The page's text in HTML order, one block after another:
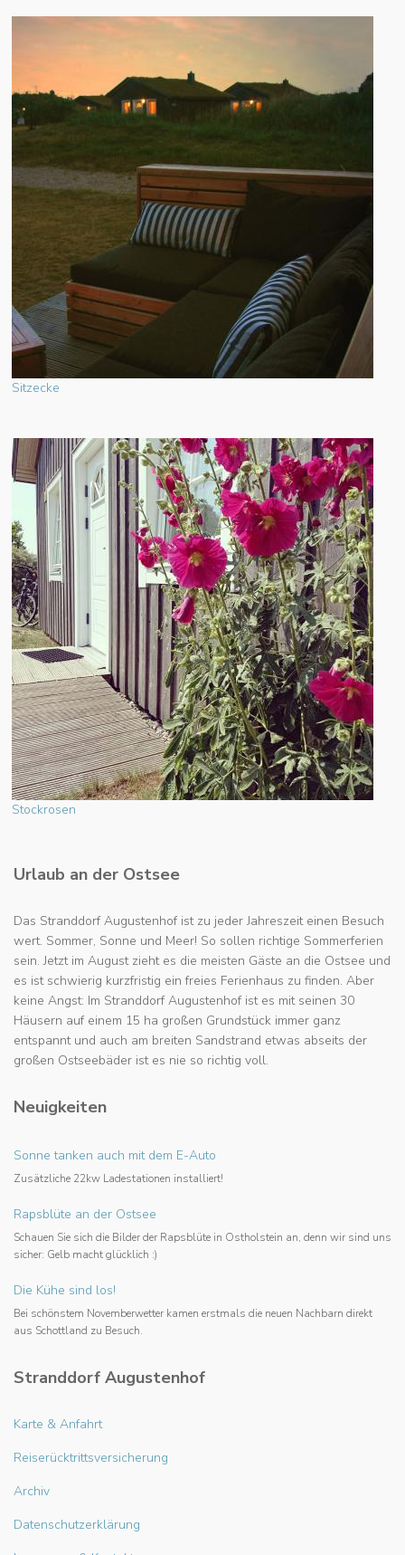
Sitzecke
Stockrosen
Urlaub an der Ostsee
Das Stranddorf Augustenhof ist zu jeder Jahreszeit einen Besuch
wert. Sommer, Sonne und Meer! So sollen richtige Sommerferien
sein. Jetzt im August zieht es die meisten Gäste an die Ostsee und
es ist schwierig kurzfristig ein freies Ferienhaus zu finden. Aber
keine Angst: Im Stranddorf Augustenhof ist es mit seinen 30
Häusern auf einem 15 ha großen Grundstück immer ganz
entspannt und auch am breiten Sandstrand etwas abseits der
großen Ostseebäder ist es nie so richtig voll.
Neuigkeiten
Sonne tanken auch mit dem E-Auto
Zusätzliche 22kw Ladestationen installiert!
Rapsblüte an der Ostsee
Schauen Sie sich die Bilder der Rapsblüte in Ostholstein an, denn wir sind uns
sicher: Gelb macht glücklich :)
Die Kühe sind los!
Bei schönstem Novemberwetter kamen erstmals die neuen Nachbarn direkt
aus Schottland zu Besuch.
Stranddorf Augustenhof
Karte & Anfahrt
Reiserücktrittsversicherung
Archiv
Datenschutzerklärung